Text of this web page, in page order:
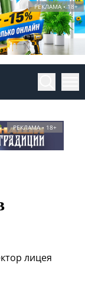
РЕКЛАМА • 18+
РЕКЛАМА • 18+
лицея